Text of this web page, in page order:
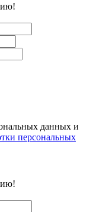
данных и
персональных